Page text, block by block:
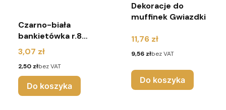
Czarno-biała
bankietówka r.8
cm (pakiet 10
sztuk)
Cena
3,07 zł
Cena
2,50 złbez VAT
Do koszyka
Dekoracje do
muffinek Gwiazdki
Cena
11,76 zł
Cena
9,56 złbez VAT
Do koszyka